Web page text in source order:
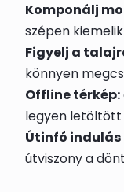
Komponálj
szépen
Figyelj a
könnyen
Offline térkép:
legyen
Útinfó
útviszony a